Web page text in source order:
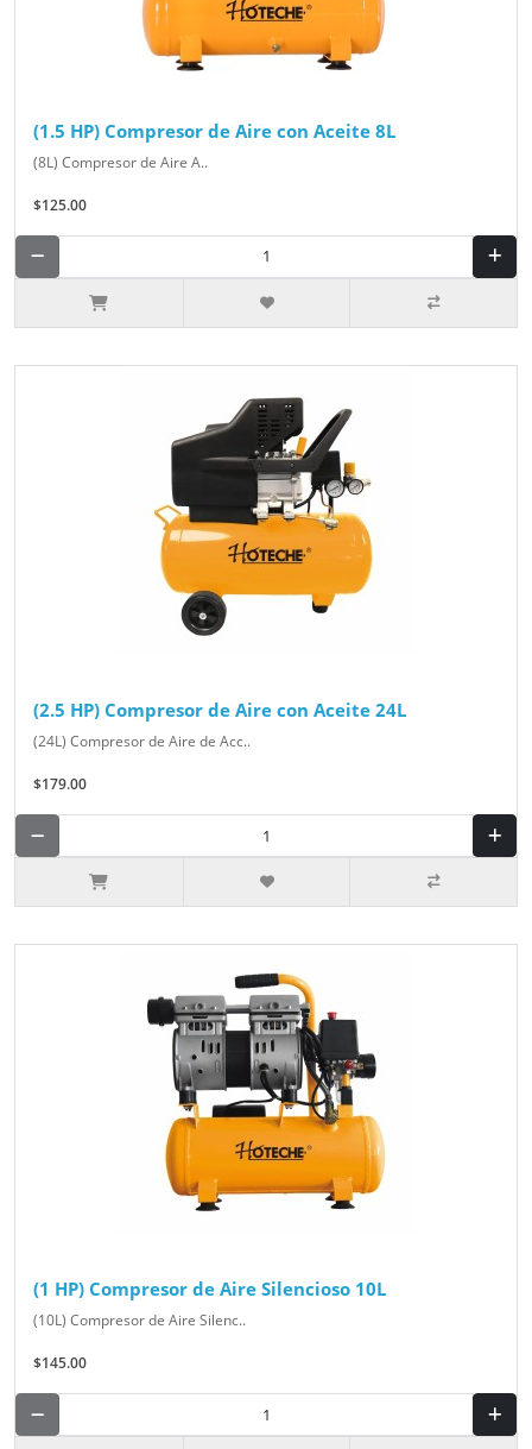
(1.5 HP) Compresor de Aire con Aceite 8L
(8L) Compresor de Aire A..
$125.00
(2.5 HP) Compresor de Aire con Aceite 24L
(24L) Compresor de Aire de Acc..
$179.00
(1 HP) Compresor de Aire Silencioso 10L
(10L) Compresor de Aire Silenc..
$145.00